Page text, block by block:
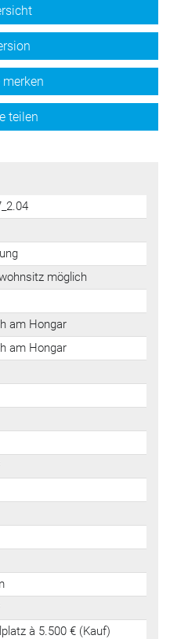
teilen
möglich
am Hongar
am Hongar
à 5.500 € (Kauf)